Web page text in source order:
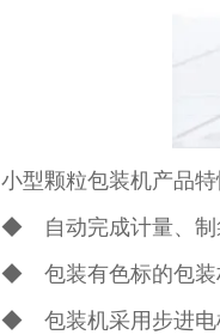
小型颗粒包装机产品
◆ 自动完成计量、制
◆ 包装有色标的包装
◆ 包装机采用步进电